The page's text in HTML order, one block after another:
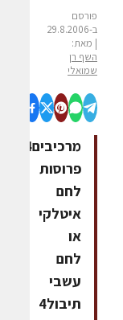
פורסם
ב-29.8.2006
| מאת:
השף רן
שמואלי
מרכיבים4
פרוסות
לחם
איטלקי
או
לחם
עשבי
תיבול4